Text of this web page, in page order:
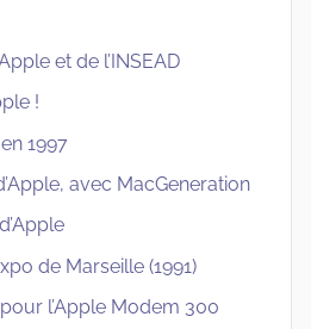
et de l’INSEAD
!
1997
avec MacGeneration
de Marseille (1991)
l’Apple Modem 300